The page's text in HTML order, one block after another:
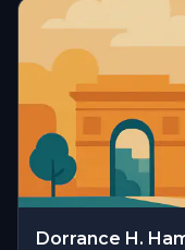
Dorrance H.